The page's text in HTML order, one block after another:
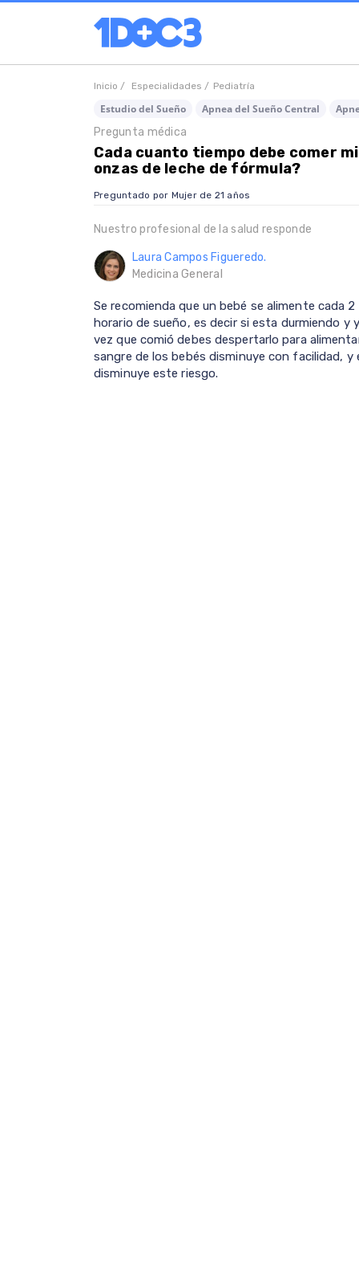
Inicio / Especialidades / Pediatría
Estudio del Sueño Apnea del Sueño Central
Pregunta médica
Cada cuanto tiempo debe comer
onzas de leche de fórmula?
Preguntado por Mujer de 21 años
Nuestro profesional de la salud responde
Laura Campos Figueredo.
Medicina General
Se recomienda que un bebé se alimente cada
horario de sueño, es decir si esta durmiendo y
vez que comió debes despertarlo para
sangre de los bebés disminuye con facilidad,
disminuye este riesgo.